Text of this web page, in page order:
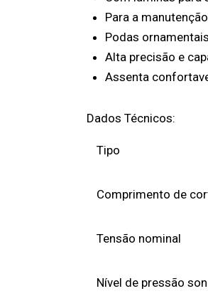
Para a
Podas
Alta precisão e
Assenta
Dados Técnicos:
Tipo
Comprimento de
Tensão nominal
Nível de pressão